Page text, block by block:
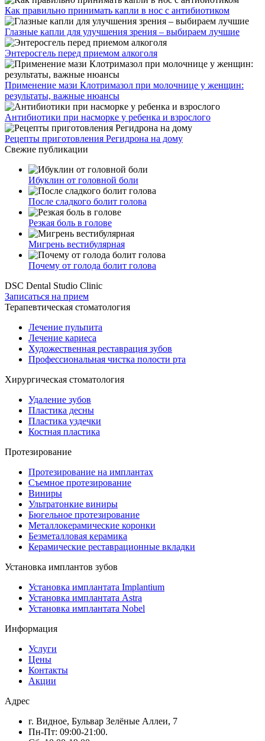
Как правильно принимать капли в нос с антибиотиком
Глазные капли для улучшения зрения – выбираем лучшие
Энтеросгель перед приемом алкоголя
Применение мази Клотримазол при молочнице у женщин:
результаты, важные нюансы
Антибиотики при насморке у ребенка и взрослого
Рецепты приготовления Регидрона на дому
Свежие публикации
Ибуклин от головной боли
После сладкого болит голова
Резкая боль в голове
Мигрень вестибулярная
Почему от голода болит голова
DSC Dental Studio Clinic
Записаться на прием
Терапевтическая стоматология
Лечение пульпита
Лечение кариеса
Художественная реставрация зубов
Профессиональная чистка полости рта
Хирургическая стоматология
Удаление зубов
Пластика десны
Пластика уздечки
Костная пластика
Протезирование
Протезирование на имплантах
Съемное протезирование
Виниры
Ультратонкие виниры
Бюгельное протезирование
Металлокерамические коронки
Безметалловая керамика
Керамические реставрационные вкладки
Установка имплантов зубов
Установка имплантата Implantium
Установка имплантата Astra
Установка имплантата Nobel
Информация
Услуги
Цены
Контакты
Акции
Адрес
г. Видное, Бульвар Зелёные Аллеи, 7
Пн-Пт: 09:00-21:00.